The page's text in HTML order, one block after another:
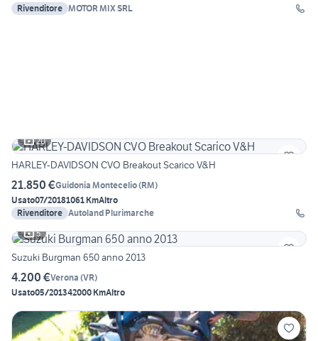
Rivenditore
MOTOR MIX SRL
20
HARLEY-DAVIDSON CVO Breakout Scarico V&H
21.850 €Guidonia Montecelio(RM)
Usato07/20181061 KmAltro
Rivenditore Autoland Plurimarche
5
Suzuki Burgman 650 anno 2013
4.200 €Verona (VR)
Usato05/201342000 KmAltro